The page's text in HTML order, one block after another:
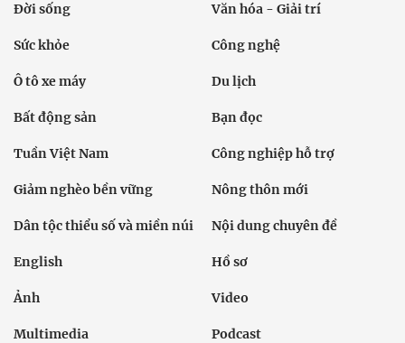
Đời sống Văn hóa - Giải trí
Sức khỏe Công nghệ
Ô tô xe máy Du lịch
Bất động sản Bạn đọc
Tuần Việt Nam Công nghiệp hỗ trợ
Giảm nghèo bền vững Nông thôn mới
Dân tộc thiểu số và miền núi Nội dung chuyên đề
English Hồ sơ
Ảnh Video
Multimedia Podcast